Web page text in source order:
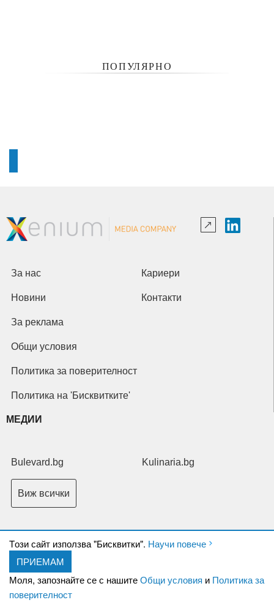
ПОПУЛЯРНО
Tози сайт използва "Бисквитки". Научи повече
ПРИЕМАМ
Моля, запознайте се с нашитеОбщи условия и Политика за
поверителност
За нас Кариери
Новини Контакти
За реклама
Общи условия
Политика за поверителност
Политика на 'Бисквитките'
МЕДИИ
Bulevard.bg Kulinaria.bg
Виж всички
Copyright © 2026 Ксениум ООД. Всички права запазени.
XeniumCompany.com